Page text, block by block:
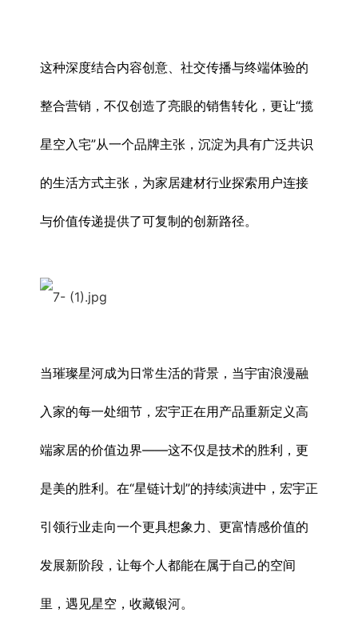
这种深度结合内容创意、社交传播与终端体验的
整合营销，不仅创造了亮眼的销售转化，更让“揽
星空入宅”从一个品牌主张，沉淀为具有广泛共识
的生活方式主张，为家居建材行业探索用户连接
与价值传递提供了可复制的创新路径。
当璀璨星河成为日常生活的背景，当宇宙浪漫融
入家的每一处细节，宏宇正在用产品重新定义高
端家居的价值边界——这不仅是技术的胜利，更
是美的胜利。在“星链计划”的持续演进中，宏宇正
引领行业走向一个更具想象力、更富情感价值的
发展新阶段，让每个人都能在属于自己的空间
里，遇见星空，收藏银河。